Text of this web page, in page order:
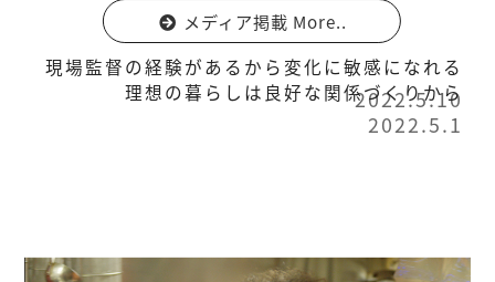
メディア掲載 More..
現場監督の経験があるから変化に敏感になれる
2022.5.10
理想の暮らしは良好な関係づくりから
2022.5.1